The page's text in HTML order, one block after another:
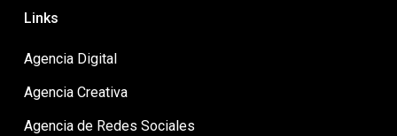
Links
Agencia Digital
Agencia Creativa
Agencia de Redes Sociales